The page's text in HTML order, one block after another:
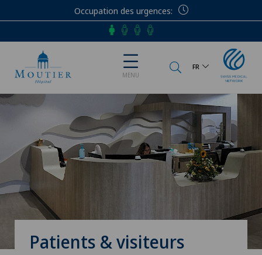
Occupation des urgences
Téléphone
MENU
FR
Patients & visiteurs